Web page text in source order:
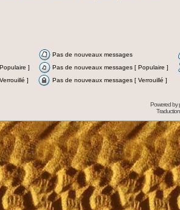
Pas de nouveaux messages
]
Pas de nouveaux messages [ Populaire ]
]
Pas de nouveaux messages [ Verrouillé ]
Powered by